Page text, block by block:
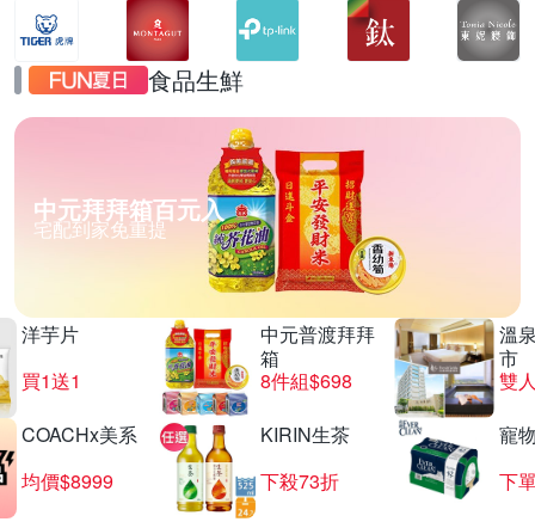
食品生鮮
中元拜拜箱百元入
宅配到家免重提
洋芋片
買1送1
中元普渡拜拜
箱
8件組$698
溫
市
COACHx美系
均價$8999
KIRIN生茶
下殺73折
寵
下